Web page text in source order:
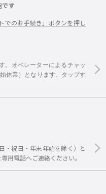
です
でのお手続き」ボタンを押し
。オペレーターによるチャッ
休業）となります。タップす
・祝日・年末年始を除く）と
用電話へご連絡ください。